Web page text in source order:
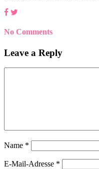
No Comments
Leave a Reply
Name *
E-Mail-Adresse *